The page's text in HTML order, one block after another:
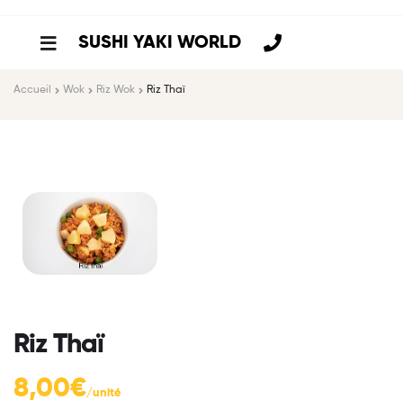
SUSHI YAKI WORLD
Accueil Wok Riz Wok Riz Thaï
Riz Thaï
8,00€